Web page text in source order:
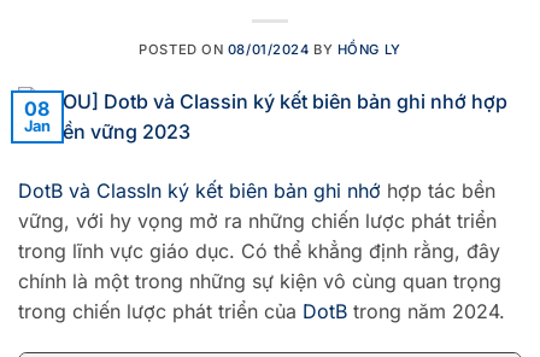
POSTED ON 08/01/2024 BY HỒNG LY
08
Jan
DotB và ClassIn ký kết biên bản ghi nhớ hợp tác bền
vững, với hy vọng mở ra những chiến lược phát triển
trong lĩnh vực giáo dục. Có thể khẳng định rằng, đây
chính là một trong những sự kiện vô cùng quan trọng
trong chiến lược phát triển của DotB trong năm 2024.